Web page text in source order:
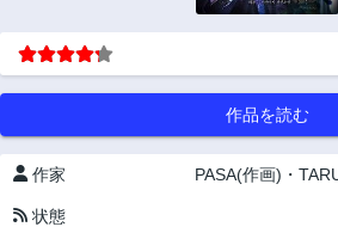
作品を読む
作家 PASA(作画)・
状態